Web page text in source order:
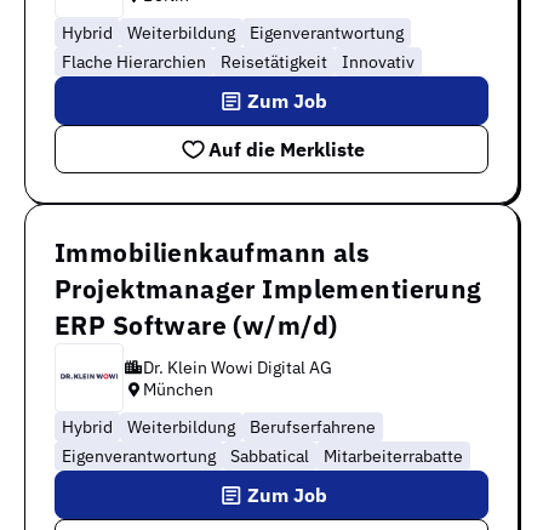
Hybrid
Weiterbildung
Eigenverantwortung
Flache Hierarchien
Reisetätigkeit Innovativ
Auf die Merkliste
Zum Job
Immobilienkaufmann als
Projektmanager Implementierung
ERP Software (w/m/d)
Dr. Klein Wowi Digital AG
München
Hybrid
Weiterbildung
Berufserfahrene
Eigenverantwortung
Sabbatical Mitarbeiterrabatte
Zum Job